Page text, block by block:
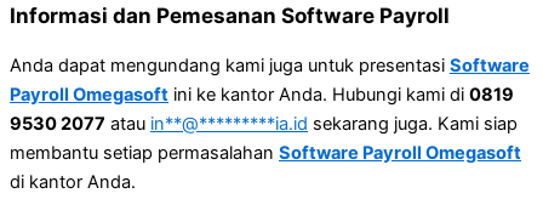
Informasi dan Pemesanan Software Payroll
Anda dapat mengundang kami juga untuk presentasi Software
Payroll Omegasoft ini ke kantor Anda. Hubungi kami di 0819
9530 2077 atau in**@*********ia.id sekarang juga. Kami siap
membantu setiap permasalahan Software Payroll Omegasoft
di kantor Anda.